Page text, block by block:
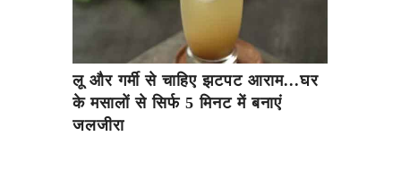
लू और गर्मी से चाहिए झटपट आराम...घर
के मसालों से सिर्फ 5 मिनट में बनाएं
जलजीरा